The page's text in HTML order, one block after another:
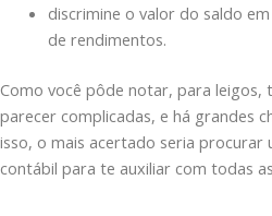
discrimine o valor do saldo
de rendimentos.
Como você pôde notar, para leigos,
parecer complicadas, e há grandes
isso, o mais acertado seria procurar
contábil para te auxiliar com todas